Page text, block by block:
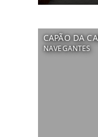
CAPÃO DA
NAVEGANTES